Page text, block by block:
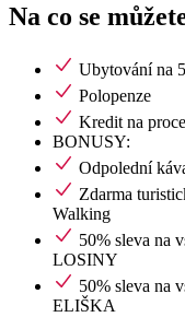
Na co se
Ubytování na
Polopenze
Kredit na
BONUSY:
Odpolední
Zdarma
Walking
50% sleva na
LOSINY
50% sleva na
ELIŠKA